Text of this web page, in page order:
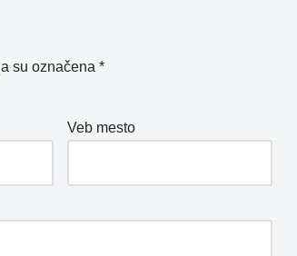
su označena *
Veb mesto